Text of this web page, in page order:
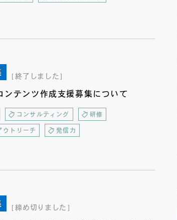
終了しました
ンテンツ作成支援募集について
コンサルティング 研修
ウトリーチ 発信力
締め切りました